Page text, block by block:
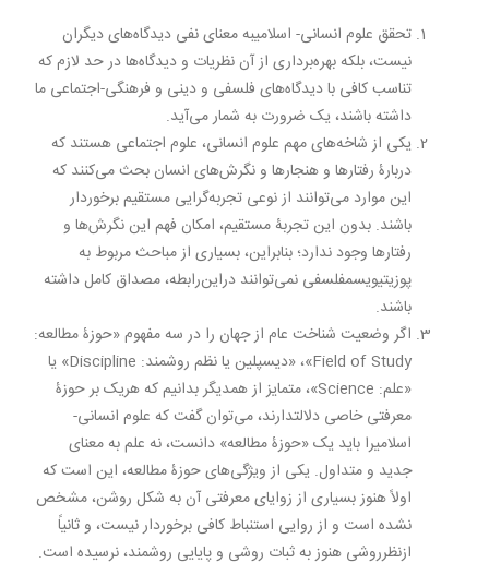
تحقق علوم انسانی- اسلامیبه معنای نفی دیدگاه‌های دیگران
نیست، بلکه بهره‌برداری از آن نظریات و دیدگاه‌ها در حد لازم که
تناسب کافی با دیدگاه‌های فلسفی و دینی و فرهنگی-اجتماعی ما
داشته باشند، یک ضرورت به شمار می‌آید.
یکی از شاخه‌های مهم علوم انسانی، علوم اجتماعی هستند که
دربارۀ رفتارها و هنجارها و نگرش‌های انسان بحث می‌کنند که
این موارد می‌توانند از نوعی تجربه‌گرایی مستقیم برخوردار
باشند. بدون این تجربۀ مستقیم، امکان فهم این نگرش‌ها و
رفتارها وجود ندارد؛ بنابراین، بسیاری از مباحث مربوط به
پوزیتیویسمفلسفی نمی‌توانند در‌این‌رابطه، مصداق کامل داشته
باشند.
اگر وضعیت شناخت عام از جهان را در سه مفهوم «حوزۀ مطالعه:
Field of Study»، «دیسپلین یا نظم روشمند: Discipline» یا
«علم: Science»، متمایز از همدیگر بدانیم که هریک بر حوزۀ
معرفتی خاصی دلالتدارند، می‌توان گفت که علوم انسانی-
اسلامیرا باید یک «حوزۀ مطالعه» دانست، نه علم به معنای
جدید و متداول. یکی از ویژگی‌های حوزۀ مطالعه، این است که
اولاً هنوز بسیاری از زوایای معرفتی آن به شکل روشن، مشخص
نشده است و از روایی استنباط کافی برخوردار نیست، و ثانیاً
ازنظرروشی هنوز به ثبات روشی و پایایی روشمند، نرسیده است.